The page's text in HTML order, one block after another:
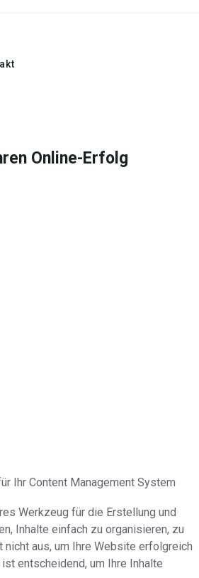
Online-Erfolg
Ihr Content Management System
Werkzeug für die Erstellung und
Inhalte einfach zu organisieren, zu
aus, um Ihre Website erfolgreich
entscheidend, um Ihre Inhalte